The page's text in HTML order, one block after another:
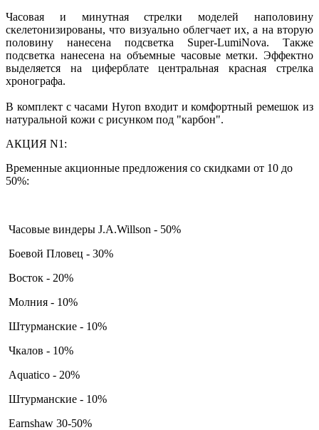
Часовая и минутная стрелки моделей наполовину
скелетонизированы, что визуально облегчает их, а на вторую
половину нанесена подсветка Super-LumiNova. Также
подсветка нанесена на объемные часовые метки. Эффектно
выделяется на циферблате центральная красная стрелка
хронографа.
В комплект с часами Hyron входит и комфортный ремешок из
натуральной кожи с рисунком под "карбон".
АКЦИЯ N1:
Временные акционные предложения со скидками от 10 до
50%:
Часовые виндеры J.A.Willson - 50%
Боевой Пловец - 30%
Восток - 20%
Молния - 10%
Штурманские - 10%
Чкалов - 10%
Aquatico - 20%
Штурманские - 10%
Earnshaw 30-50%